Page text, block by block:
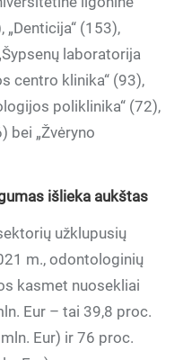
„Denticija“ (153),
laboratorija
centro klinika“ (93),
poliklinika“ (72),
bei „Žvėryno
išlieka aukštas
užklupusių
m., odontologinių
kasmet nuosekliai
Eur – tai 39,8 proc.
Eur) ir 76 proc.